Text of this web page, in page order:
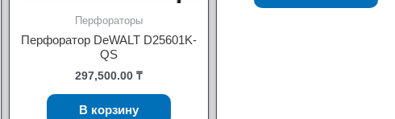
Перфораторы
Перфоратор DeWALT D25601K-
QS
297,500.00₸
В корзину